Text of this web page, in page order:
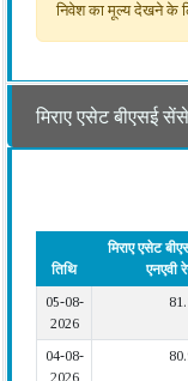
निवेश का मूल्य देखने के
मिराए एसेट बीएसई
तिथि
मिराए एसेट
एनएवी
05-08-
2026
04-08-
2026